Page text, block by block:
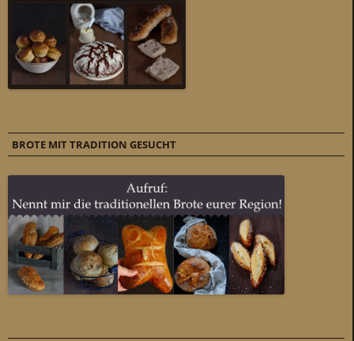
BROTE MIT TRADITION GESUCHT